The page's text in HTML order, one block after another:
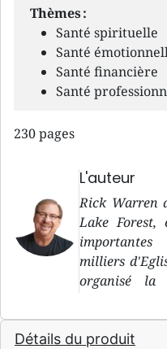
Thèmes :
Santé spirituelle
Santé
Santé financière
Santé
230 pages
L'auteur
Rick Warren
Lake
milliers
organisé la
découvrir
000
monde.
Détails du produit